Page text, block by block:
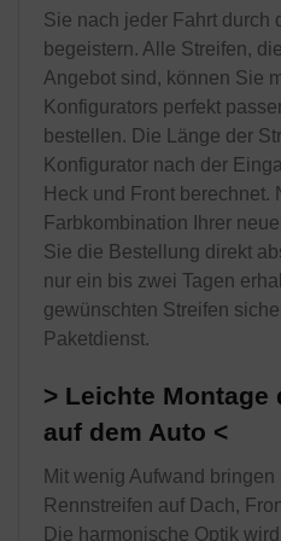
Sie nach jeder Fahrt durch
begeistern. Alle Streifen,
Angebot sind, können Sie
Konfigurators perfekt
bestellen. Die Länge der
Konfigurator nach der
Heck und Front berechnet.
Farbkombination Ihrer
Sie die Bestellung direkt
nur ein bis zwei Tagen
gewünschten Streifen
Paketdienst.
Leichte Montage
auf dem Auto
Mit wenig Aufwand
Rennstreifen auf Dach,
Die harmonische Optik